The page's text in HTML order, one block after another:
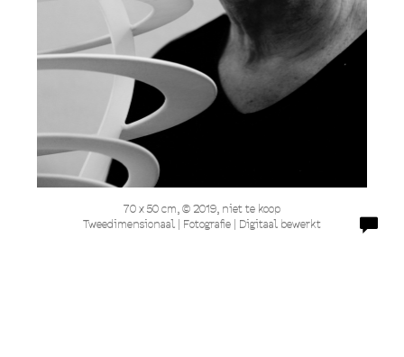
70 x 50 cm, © 2019, niet te koop
Tweedimensionaal | Fotografie | Digitaal bewerkt